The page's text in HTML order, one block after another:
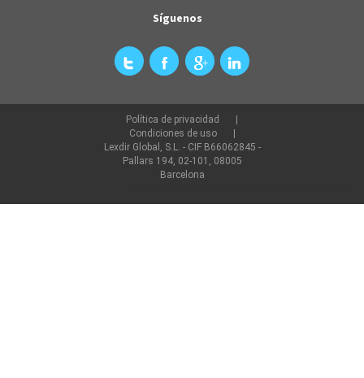
Síguenos
Política de privacidad
Condiciones de uso
Lexdir Global, S.L. - CIF B66062845 -
Pallars 194, 02-101, 08005
Barcelona